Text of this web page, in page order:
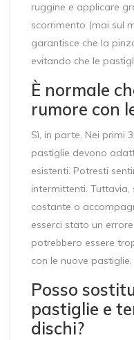
ruggine e applicare
scorrimento (mai sul
garantisce che la
evitando che le
È normale
rumore con
Sì, in parte. Nei primi
pastiglie devono
esistenti. Potresti
intermittenti.
costante o
esserci stato un
potrebbero essere
con le nuove pastiglie.
Posso
pastiglie e
dischi?